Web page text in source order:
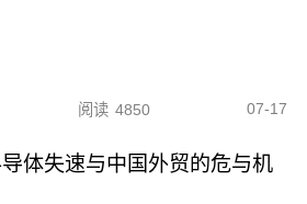
阅读 4850 07-17
体失速与中国外贸的危与机